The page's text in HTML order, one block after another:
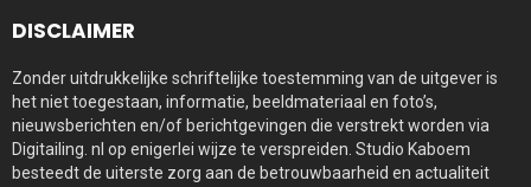
DISCLAIMER
Zonder uitdrukkelijke schriftelijke toestemming van de uitgever is
het niet toegestaan, informatie, beeldmateriaal en foto’s,
nieuwsberichten en/of berichtgevingen die verstrekt worden via
Digitailing. nl op enigerlei wijze te verspreiden. Studio Kaboem
besteedt de uiterste zorg aan de betrouwbaarheid en actualiteit